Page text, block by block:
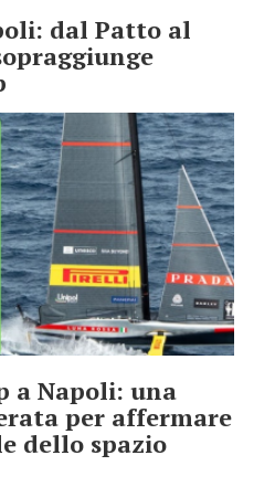
dal Patto al
a Napoli: una
per affermare
dello spazio